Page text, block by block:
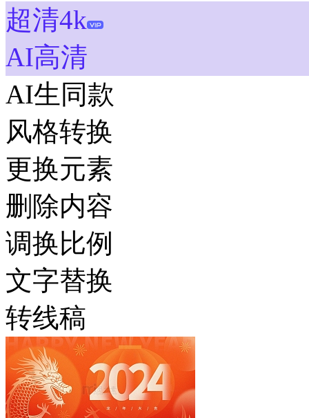
超清4k
AI高清
AI生同款
风格转换
更换元素
删除内容
调换比例
文字替换
转线稿